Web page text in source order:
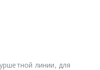
линии, для